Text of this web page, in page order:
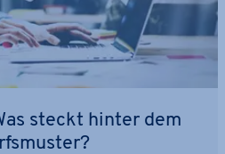
steckt hinter dem